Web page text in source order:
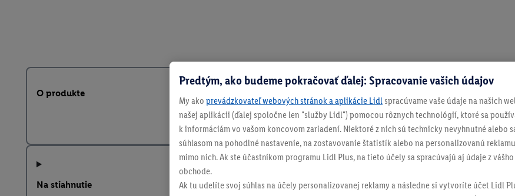
O produkte
Na stiahnutie
Predtým, ako budeme pokračovať ďalej: Spracovanie vašich údajov
My ako prevádzkovateľ webových stránok a aplikácie Lidl spracúvame vaše údaje na našich
našej aplikácii (ďalej spoločne len "služby Lidl") pomocou rôznych technológií, ktoré sa
k informáciám vo vašom koncovom zariadení. Niektoré z nich sú technicky nevyhnutné alebo
súhlasom na pohodlné nastavenie, na zostavovanie štatistík alebo na personalizovanú
mimo nich. Ak ste účastníkom programu Lidl Plus, na tieto účely sa spracúvajú aj údaje z
obchode.
Ak tu udelíte svoj súhlas na účely personalizovanej reklamy a následne si vytvoríte účet Lidl